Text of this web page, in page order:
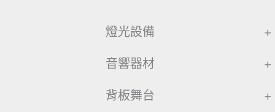
燈光設備 +
音響器材 +
背板舞台 +